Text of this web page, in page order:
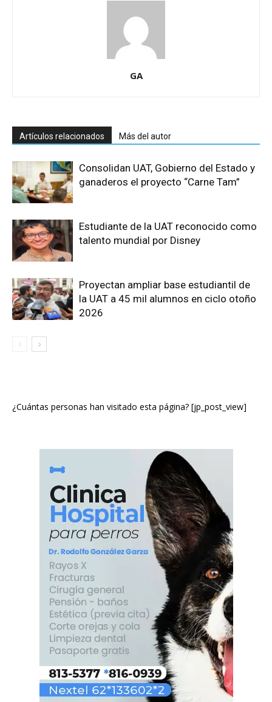
GA
Artículos relacionados Más del autor
Consolidan UAT, Gobierno del Estado y
ganaderos el proyecto “Carne Tam”
Estudiante de la UAT reconocido como
talento mundial por Disney
Proyectan ampliar base estudiantil de
la UAT a 45 mil alumnos en ciclo otoño
2026
¿Cuántas personas han visitado esta página? [jp_post_view]